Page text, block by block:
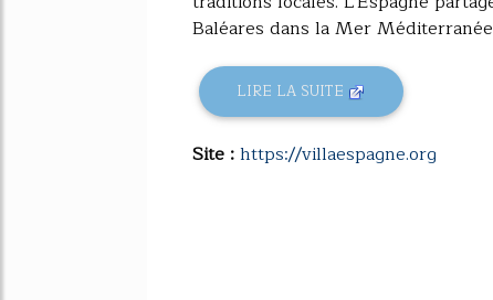
Baléares dans la Mer
LIRE LA SUITE
Site :https://villaespagne.org